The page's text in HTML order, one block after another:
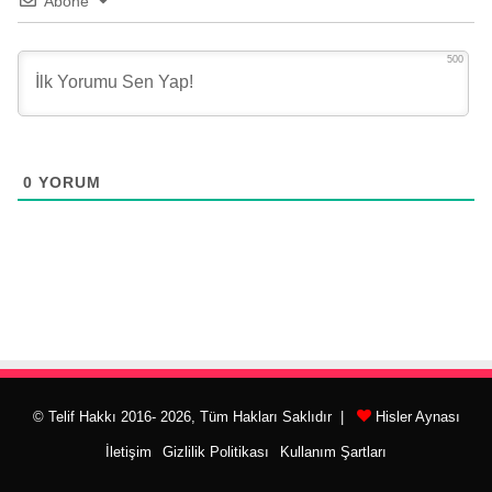
500
0 YORUM
© Telif Hakkı 2016- 2026, Tüm Hakları Saklıdır | Hisler Aynası
İletişim Gizlilik Politikası Kullanım Şartları